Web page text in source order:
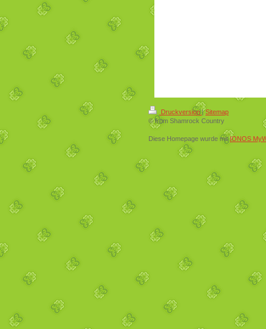
Druckversion| Sitemap
© from Shamrock Country
Diese Homepage wurde mitIONOS